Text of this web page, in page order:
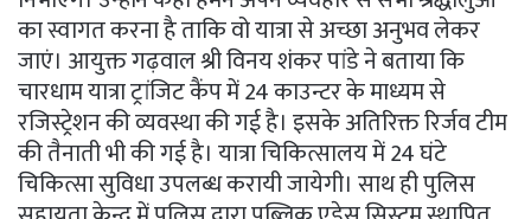
का स्वागत करना है ताकि वो यात्रा से अच्छा अनुभव लेकर
जाएं। आयुक्त गढ़वाल श्री विनय शंकर पांडे ने बताया कि
चारधाम यात्रा ट्रांजिट कैंप में 24 काउन्टर के माध्यम से
रजिस्ट्रेशन की व्यवस्था की गई है। इसके अतिरिक्त रिर्जव टीम
की तैनाती भी की गई है। यात्रा चिकित्सालय में 24 घंटे
चिकित्सा सुविधा उपलब्ध करायी जायेगी। साथ ही पुलिस